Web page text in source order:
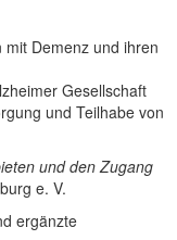
Demenz und ihren
Gesellschaft
und Teilhabe von
und den Zugang
e. V.
ergänzte